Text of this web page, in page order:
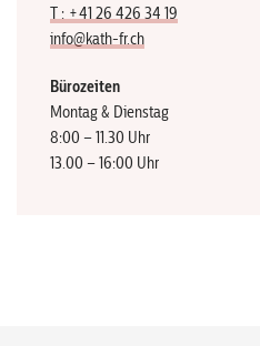
T : +41 26 426 34 19
info@kath-fr.ch
Bürozeiten
Montag & Dienstag
8:00 – 11.30 Uhr
13.00 – 16:00 Uhr